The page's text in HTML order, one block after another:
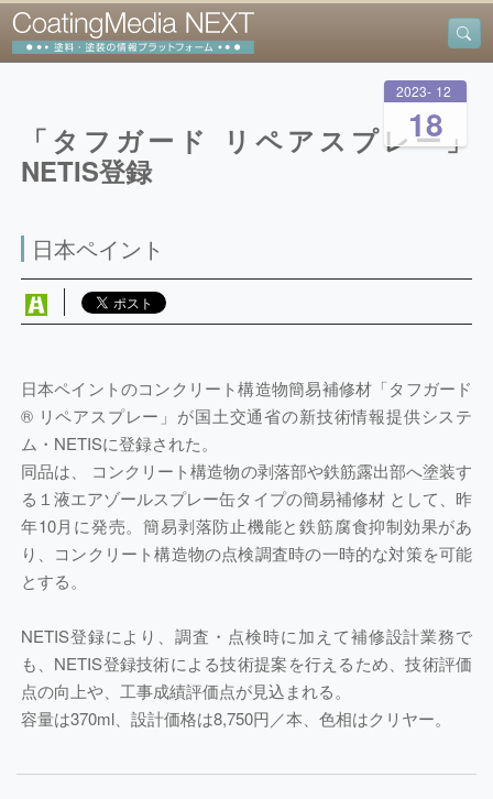
2023 - 12
18
「タフガード リペアスプレー」
NETIS登録
日本ペイント
日本ペイントのコンクリート構造物簡易補修材「タフガード
® リペアスプレー」が国土交通省の新技術情報提供システ
ム・NETISに登録された。
同品は、 コンクリート構造物の剥落部や鉄筋露出部へ塗装す
る１液エアゾールスプレー缶タイプの簡易補修材 として、昨
年10月に発売。簡易剥落防止機能と鉄筋腐食抑制効果があ
り、コンクリート構造物の点検調査時の一時的な対策を可能
とする。
NETIS登録により、調査・点検時に加えて補修設計業務で
も、NETIS登録技術による技術提案を行えるため、技術評価
点の向上や、工事成績評価点が見込まれる。
容量は370ml、設計価格は8,750円／本、色相はクリヤー。